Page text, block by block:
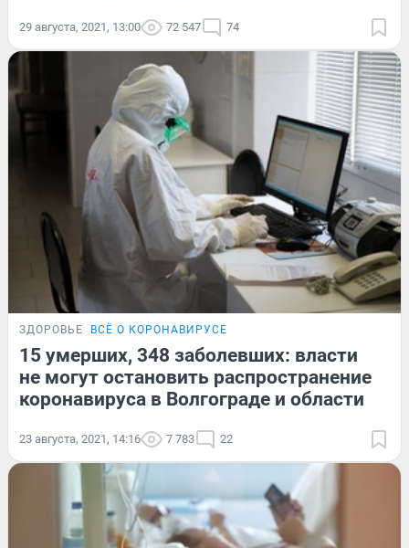
29 августа, 2021, 13:00 72 547 74
ЗДОРОВЬЕ ВСЁ О КОРОНАВИРУСЕ
15 умерших, 348 заболевших: власти
не могут остановить распространение
коронавируса в Волгограде и области
23 августа, 2021, 14:16 7 783 22